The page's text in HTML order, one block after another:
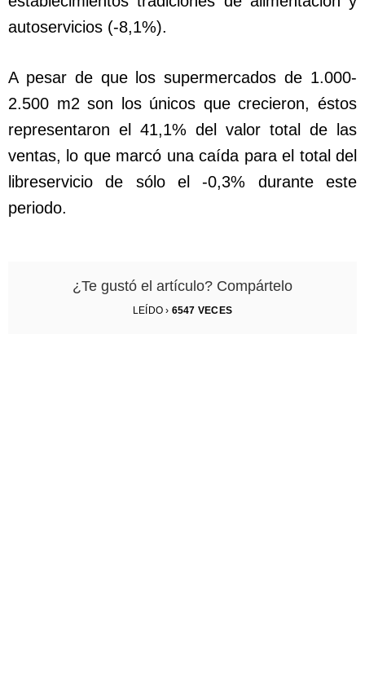
autoservicios (-8,1%).
A pesar de que los supermercados de 1.000‐
2.500 m2 son los únicos que crecieron, éstos
representaron el 41,1% del valor total de las
ventas, lo que marcó una caída para el total del
libreservicio de sólo el -0,3% durante este
periodo.
¿Te gustó el artículo? Compártelo
LEÍDO › 6547 VECES